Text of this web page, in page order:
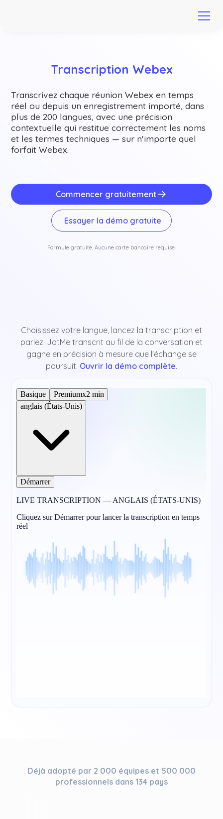
Transcription Webex
Transcrivez chaque réunion Webex en temps
réel ou depuis un enregistrement importé, dans
plus de 200 langues, avec une précision
contextuelle qui restitue correctement les noms
et les termes techniques — sur n'importe quel
forfait Webex.
Commencer gratuitement
Essayer la démo gratuite
Formule gratuite. Aucune carte bancaire requise.
Choisissez votre langue, lancez la transcription et
parlez. JotMe transcrit au fil de la conversation et
gagne en précision à mesure que l'échange se
poursuit. Ouvrir la démo complète.
Déjà adopté par 2 000 équipes et 500 000
professionnels dans 134 pays